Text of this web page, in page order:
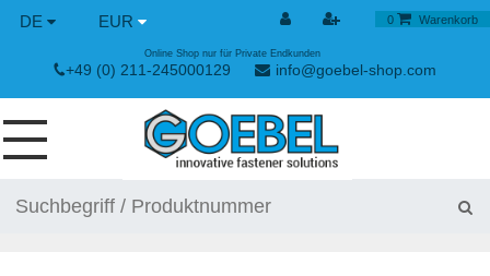
DE EUR 0 Warenkorb
+49 (0) 211-245000129 info@goebel-shop.com
Online Shop nur für Private Endkunden
SCHRAUBEN